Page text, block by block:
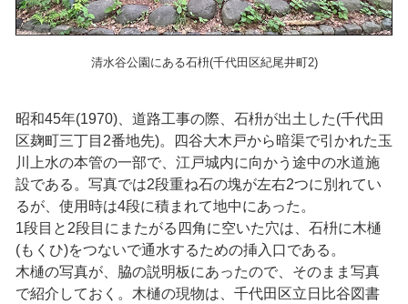
清水谷公園にある石枡(千代田区紀尾井町2)
昭和45年(1970)、道路工事の際、石枡が出土した(千代田
区麹町三丁目2番地先)。四谷大木戸から暗渠で引かれた玉
川上水の本管の一部で、江戸城内に向かう途中の水道施
設である。写真では2段重ね石の塊が左右2つに別れてい
るが、使用時は4段に積まれて地中にあった。
1段目と2段目にまたがる四角に空いた穴は、石枡に木樋
(もくひ)をつないで通水するための挿入口である。
木樋の写真が、脇の説明板にあったので、そのまま写真
で紹介しておく。木樋の現物は、千代田区立日比谷図書